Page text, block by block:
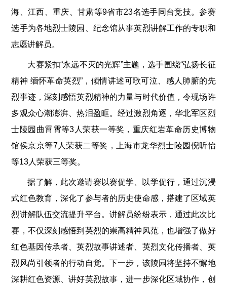
海、江西、重庆、甘肃等9省市23名选手同台竞技。参赛
选手为各地烈士陵园、纪念馆从事英烈讲解工作的专职和
志愿讲解员。
大赛紧扣“永远不灭的光辉”主题，选手围绕“弘扬长征
精神 缅怀革命英烈”，倾情讲述可歌可泣、感人肺腑的先
烈事迹，深刻感悟英烈精神的力量与时代价值，令现场许
多观众心潮澎湃、热泪盈眶。经过激烈角逐，华北军区烈
士陵园曲霄霄等3人荣获一等奖，重庆红岩革命历史博物
馆侯京京等7人荣获二等奖，上海市龙华烈士陵园倪昕怡
等13人荣获三等奖。
据了解，此次邀请赛以赛促学、以学促行，通过沉浸
式红色教育，深化了参与者的历史使命感，搭建了区域英
烈讲解队伍交流提升平台。讲解员纷纷表示，通过此次比
赛，不仅深刻感悟到英烈的崇高精神风范，也增强了做好
红色基因传承者、英烈故事讲述者、英烈文化传播者、英
烈风尚引领者的行动自觉。下一步，该陵园将坚持不懈地
深耕红色资源、讲好英烈故事，进一步深化区域协作，创